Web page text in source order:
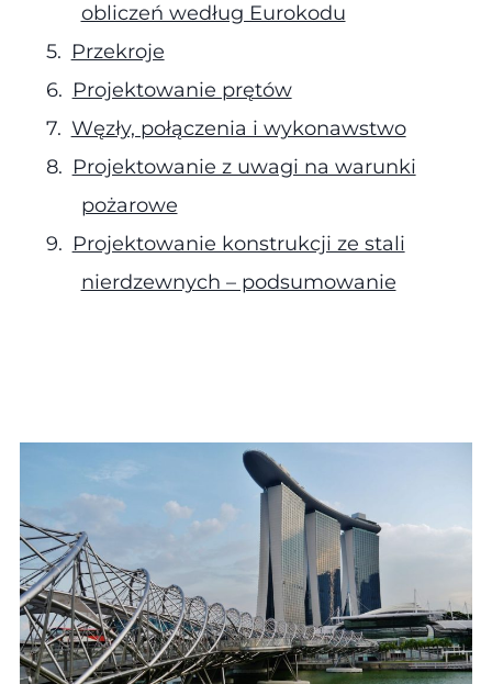
obliczeń według Eurokodu
Przekroje
Projektowanie prętów
Węzły, połączenia i wykonawstwo
Projektowanie z uwagi na warunki
pożarowe
Projektowanie konstrukcji ze stali
nierdzewnych – podsumowanie